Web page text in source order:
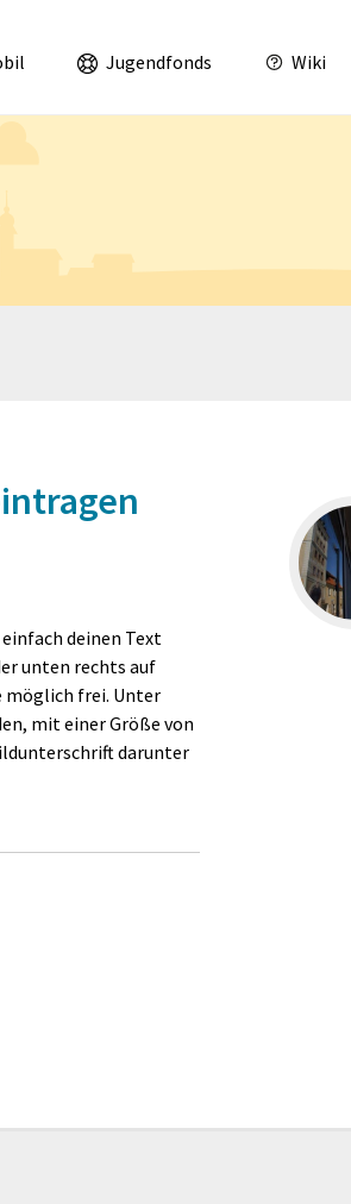
Leipzig und Nordsachsen!
Jugendfonds Wiki
deinen Text
unten rechts auf
möglich frei. Unter
mit einer Größe von
darunter